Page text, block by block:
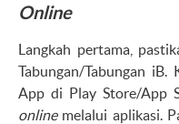
Online
Langkah pertama,
Tabungan/Tabungan iB.
App di Play Store/App
onlinemelalui aplikasi.